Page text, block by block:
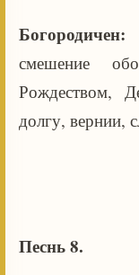
смешение
Рождеством,
долгу, вернии,
Песнь 8.